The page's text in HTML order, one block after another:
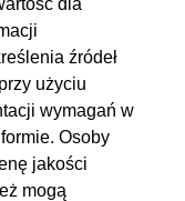
01:29:39
00:00:50
00:05:48
źródeł
użyciu
wymagań w
Osoby
jakości
mogą